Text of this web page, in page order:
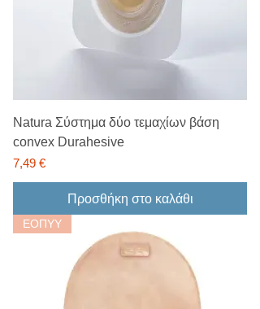
Natura Σύστημα δύο τεμαχίων βάση
convex Durahesive
Τιμή
7,49 €
Προσθήκη στο καλάθι
ΕΟΠΥΥ